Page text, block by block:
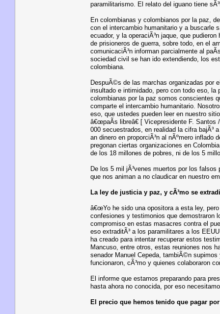
paramilitarismo. El relato del iguano tiene
En colombianas y colombianos por la paz,
con el intercambio humanitario y a buscarle
ecuador, y la operaciÃ³n jaque, que
de prisioneros de guerra, sobre todo, en el
comunicaciÃ³n informan parcialmente al
sociedad civil se han ido extendiendo, los
colombiana.
DespuÃ©s de las marchas organizadas por
insultado e intimidado, pero con todo eso,
colombianas por la paz somos conscientes
comparte el intercambio humanitario.
eso, que ustedes pueden leer en nuestro
â€œpaÃ­s libreâ€ [ Vicepresidente F.
000 secuestrados, en realidad la cifra bajÃ³
an dinero en proporciÃ³n al nÃºmero
pregonan ciertas organizaciones en
de los 18 millones de pobres, ni de los 5
De los 5 mil jÃ³venes muertos por los
que nos animan a no claudicar en nuestro
La ley de justicia y paz, y cÃ³mo se
â€œYo he sido una opositora a esta ley,
confesiones y testimonios que demostraron
compromiso en estas masacres contra el
eso extraditÃ³ a los paramilitares a los
ha creado para intentar recuperar estos
Mancuso, entre otros, estas reuniones nos
senador Manuel Cepeda, tambiÃ©n
funcionaron, cÃ³mo y quienes colaboraron
El informe que estamos preparando para
hasta ahora no conocida, por eso
El precio que hemos tenido que pagar